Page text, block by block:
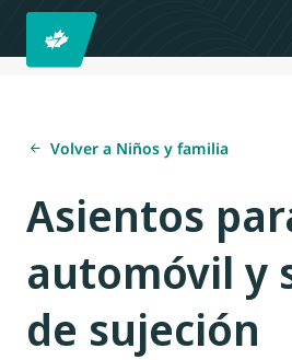
Volver a Niños y familia
Asientos
automóvil y
de sujeción